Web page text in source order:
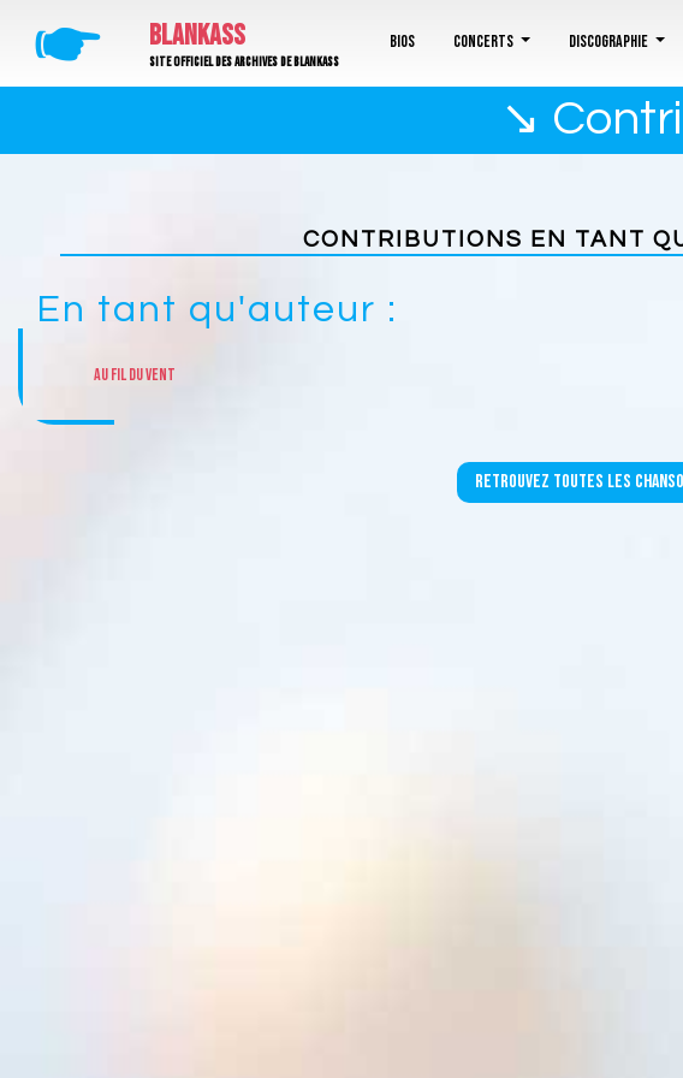
🖝 BLANKASS
Site officiel des archives de Blankass
Bios Concerts Discographie
↘
CONTRIBUTIONS EN TANT
En tant qu'auteur :
Au fil du vent
Retrouvez toutes les